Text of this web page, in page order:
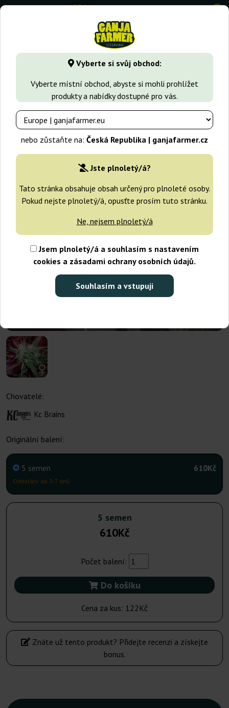
Vyberte si svůj obchod:
Vyberte místní obchod, abyste si mohli prohlížet
produkty a nabídky dostupné pro vás.
nebo zůstaňte na: Česká Republika | ganjafarmer.cz
Jste plnoletý/á?
Tato stránka obsahuje obsah určený pro plnoleté osoby.
Pokud nejste plnoletý/á, opusťte prosím tuto stránku.
Ne, nejsem plnoletý/á
Jsem plnoletý/á a souhlasím s nastavením
cookies a zásadami ochrany osobních údajů.
Souhlasím a vstupuji
0
GanjaFarmer.cz Typy Semen Marihuany Indica semena
Chovatelé:
Kc Brains
Originální balení:
5 semen
Odeslání do 3-7 dnů
610Kč
5 semen
610Kč
Počet balení:
Do košíku
Cena za kus: 122Kč
Znáte už tento produkt? Přidejte recenzi a získejte
bonus.